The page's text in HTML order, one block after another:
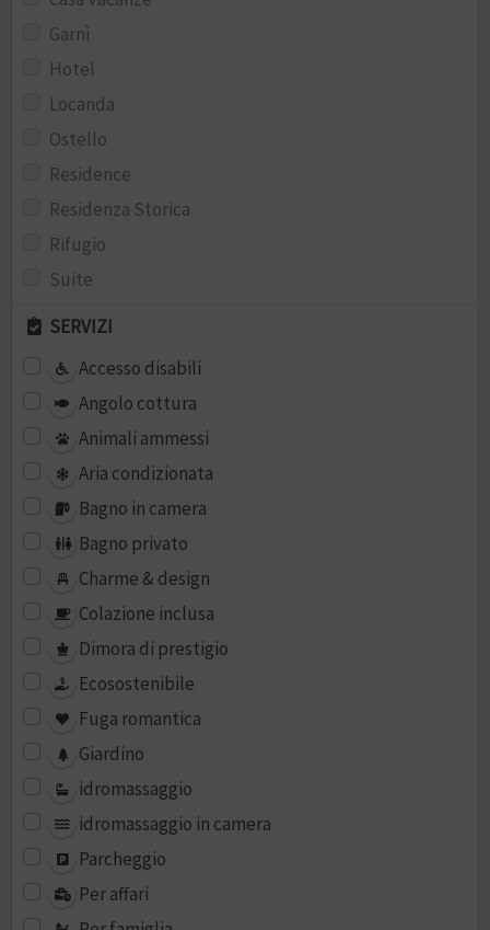
Garnì
Hotel
Locanda
Ostello
Residence
Residenza Storica
Rifugio
Suite
SERVIZI
Accesso disabili
Angolo cottura
Animali ammessi
Aria condizionata
Bagno in camera
Bagno privato
Charme & design
Colazione inclusa
Dimora di prestigio
Ecosostenibile
Fuga romantica
Giardino
idromassaggio
idromassaggio in camera
Parcheggio
Per affari